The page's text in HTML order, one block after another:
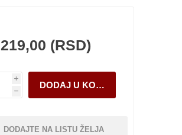
219,00 (RSD)
i
h
DODAJTE NA LISTU ŽELJA